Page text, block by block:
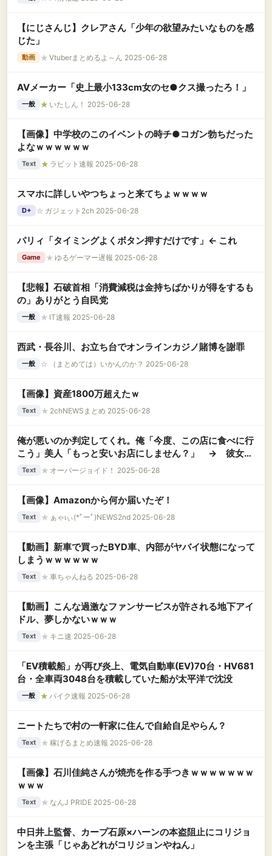
【にじさんじ】クレアさん「少年の欲望みたいなものを感
じた」
動画 ★ Vtuberまとめるよ～ん 2025-06-28
AVメーカー「史上最小133cm女のセ●クス撮ったろ！」
一般 ★ いたしん！ 2025-06-28
【画像】中学校のこのイベントの時チ●コガン勃ちだった
よなｗｗｗｗｗｗ
Text ★ ラビット速報 2025-06-28
スマホに詳しいやつちょっと来てちょｗｗｗｗ
D+ ☆ ガジェット2ch 2025-06-28
パリィ「タイミングよくボタン押すだけです」← これ
Game ★ ゆるゲーマー遅報 2025-06-28
【悲報】石破首相「消費減税は金持ちばかりが得をするも
の」ありがとう自民党
一般 ★ IT速報 2025-06-28
西武・長谷川、お立ち台でオンラインカジノ賭博を謝罪
一般 ☆ （まとめては）いかんのか？ 2025-06-28
【画像】資産1800万超えたｗ
Text ★ 2chNEWSまとめ 2025-06-28
俺が悪いのか判定してくれ。俺「今度、この店に食べに行
こう」美人「もっと安いお店にしません？」 → 彼女の
希望どおり安い店に行ったら… 美人「先輩、空気読めな
Text ★ オーバージョイド！ 2025-06-28
【画像】Amazonから何か届いたぞ！
Text ★ ぁゃιぃ(*ﾟーﾟ)NEWS2nd 2025-06-28
【動画】新車で買ったBYD車、内部がヤバイ状態になって
しまうｗｗｗｗｗｗ
Text ★ 車ちゃんねる 2025-06-28
【動画】こんな過激なファンサービスが許される地下アイ
ドル、夢しかないｗｗｗ
Text ★ キニ速 2025-06-28
「EV積載船」が再び炎上、電気自動車(EV)70台・HV681
台・全車両3048台を積載していた船が太平洋で沈没
一般 ★ バイク速報 2025-06-28
ニートたちで村の一軒家に住んで自給自足やらん？
Text ★ 稼げるまとめ速報 2025-06-28
【画像】石川佳純さんが焼売を作る手つきｗｗｗｗｗｗｗ
ｗｗｗ
Text ★ なんJ PRIDE 2025-06-28
中日井上監督、カープ石原×ハーンの本盗阻止にコリジョ
ンを主張「じゃあどれがコリジョンやねん」